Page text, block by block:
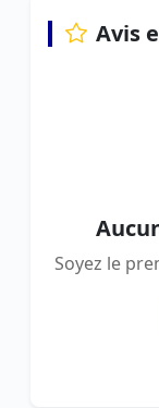
Avis
Soyez le